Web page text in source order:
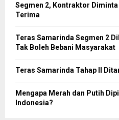
Segmen 2, Kontraktor Diminta
Terima
Teras Samarinda Segmen 2
Tak Boleh Bebani Masyarakat
Teras Samarinda Tahap II
Mengapa Merah dan Putih
Indonesia?